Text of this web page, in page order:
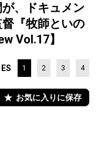
、ドキュメン
『牧師といの
Vol.17】
1 2 3 4
お気に入りに保存